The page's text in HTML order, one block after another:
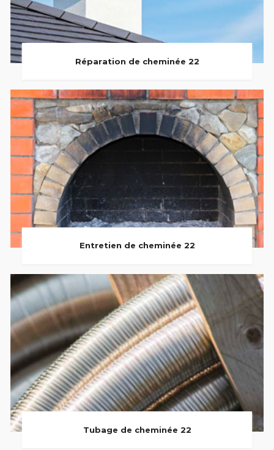
Réparation de cheminée 22
Entretien de cheminée 22
Tubage de cheminée 22